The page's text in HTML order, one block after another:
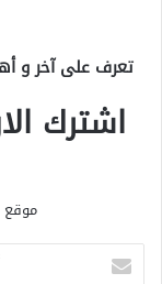
تعرف على آخر و
اشترك
موقع النيل ٢٤